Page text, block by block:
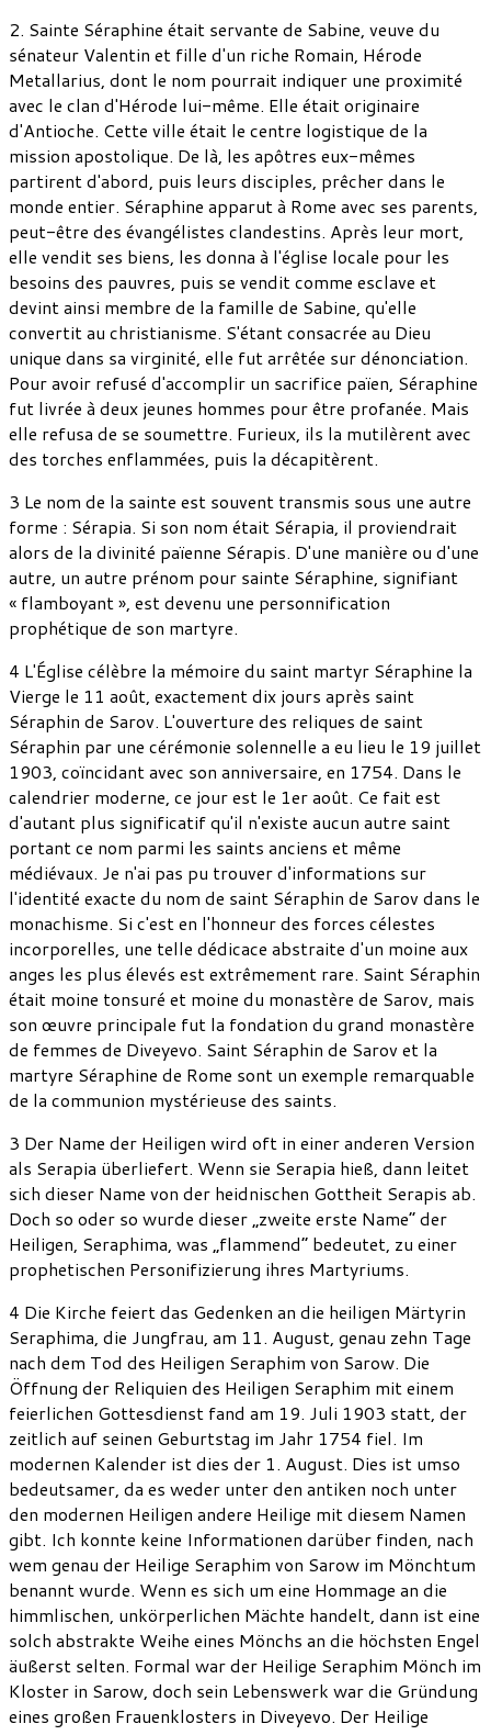
2. Sainte Séraphine était servante de Sabine, veuve du
sénateur Valentin et fille d'un riche Romain, Hérode
Metallarius, dont le nom pourrait indiquer une proximité
avec le clan d'Hérode lui-même. Elle était originaire
d'Antioche. Cette ville était le centre logistique de la
mission apostolique. De là, les apôtres eux-mêmes
partirent d'abord, puis leurs disciples, prêcher dans le
monde entier. Séraphine apparut à Rome avec ses parents,
peut-être des évangélistes clandestins. Après leur mort,
elle vendit ses biens, les donna à l'église locale pour les
besoins des pauvres, puis se vendit comme esclave et
devint ainsi membre de la famille de Sabine, qu'elle
convertit au christianisme. S'étant consacrée au Dieu
unique dans sa virginité, elle fut arrêtée sur dénonciation.
Pour avoir refusé d'accomplir un sacrifice païen, Séraphine
fut livrée à deux jeunes hommes pour être profanée. Mais
elle refusa de se soumettre. Furieux, ils la mutilèrent avec
des torches enflammées, puis la décapitèrent.
3 Le nom de la sainte est souvent transmis sous une autre
forme : Sérapia. Si son nom était Sérapia, il proviendrait
alors de la divinité païenne Sérapis. D'une manière ou d'une
autre, un autre prénom pour sainte Séraphine, signifiant
« flamboyant », est devenu une personnification
prophétique de son martyre.
4 L'Église célèbre la mémoire du saint martyr Séraphine la
Vierge le 11 août, exactement dix jours après saint
Séraphin de Sarov. L'ouverture des reliques de saint
Séraphin par une cérémonie solennelle a eu lieu le 19 juillet
1903, coïncidant avec son anniversaire, en 1754. Dans le
calendrier moderne, ce jour est le 1er août. Ce fait est
d'autant plus significatif qu'il n'existe aucun autre saint
portant ce nom parmi les saints anciens et même
médiévaux. Je n'ai pas pu trouver d'informations sur
l'identité exacte du nom de saint Séraphin de Sarov dans le
monachisme. Si c'est en l'honneur des forces célestes
incorporelles, une telle dédicace abstraite d'un moine aux
anges les plus élevés est extrêmement rare. Saint Séraphin
était moine tonsuré et moine du monastère de Sarov, mais
son œuvre principale fut la fondation du grand monastère
de femmes de Diveyevo. Saint Séraphin de Sarov et la
martyre Séraphine de Rome sont un exemple remarquable
de la communion mystérieuse des saints.
3 Der Name der Heiligen wird oft in einer anderen Version
als Serapia überliefert. Wenn sie Serapia hieß, dann leitet
sich dieser Name von der heidnischen Gottheit Serapis ab.
Doch so oder so wurde dieser „zweite erste Name“ der
Heiligen, Seraphima, was „flammend“ bedeutet, zu einer
prophetischen Personifizierung ihres Martyriums.
4 Die Kirche feiert das Gedenken an die heiligen Märtyrin
Seraphima, die Jungfrau, am 11. August, genau zehn Tage
nach dem Tod des Heiligen Seraphim von Sarow. Die
Öffnung der Reliquien des Heiligen Seraphim mit einem
feierlichen Gottesdienst fand am 19. Juli 1903 statt, der
zeitlich auf seinen Geburtstag im Jahr 1754 fiel. Im
modernen Kalender ist dies der 1. August. Dies ist umso
bedeutsamer, da es weder unter den antiken noch unter
den modernen Heiligen andere Heilige mit diesem Namen
gibt. Ich konnte keine Informationen darüber finden, nach
wem genau der Heilige Seraphim von Sarow im Mönchtum
benannt wurde. Wenn es sich um eine Hommage an die
himmlischen, unkörperlichen Mächte handelt, dann ist eine
solch abstrakte Weihe eines Mönchs an die höchsten Engel
äußerst selten. Formal war der Heilige Seraphim Mönch im
Kloster in Sarow, doch sein Lebenswerk war die Gründung
eines großen Frauenklosters in Diveyevo. Der Heilige